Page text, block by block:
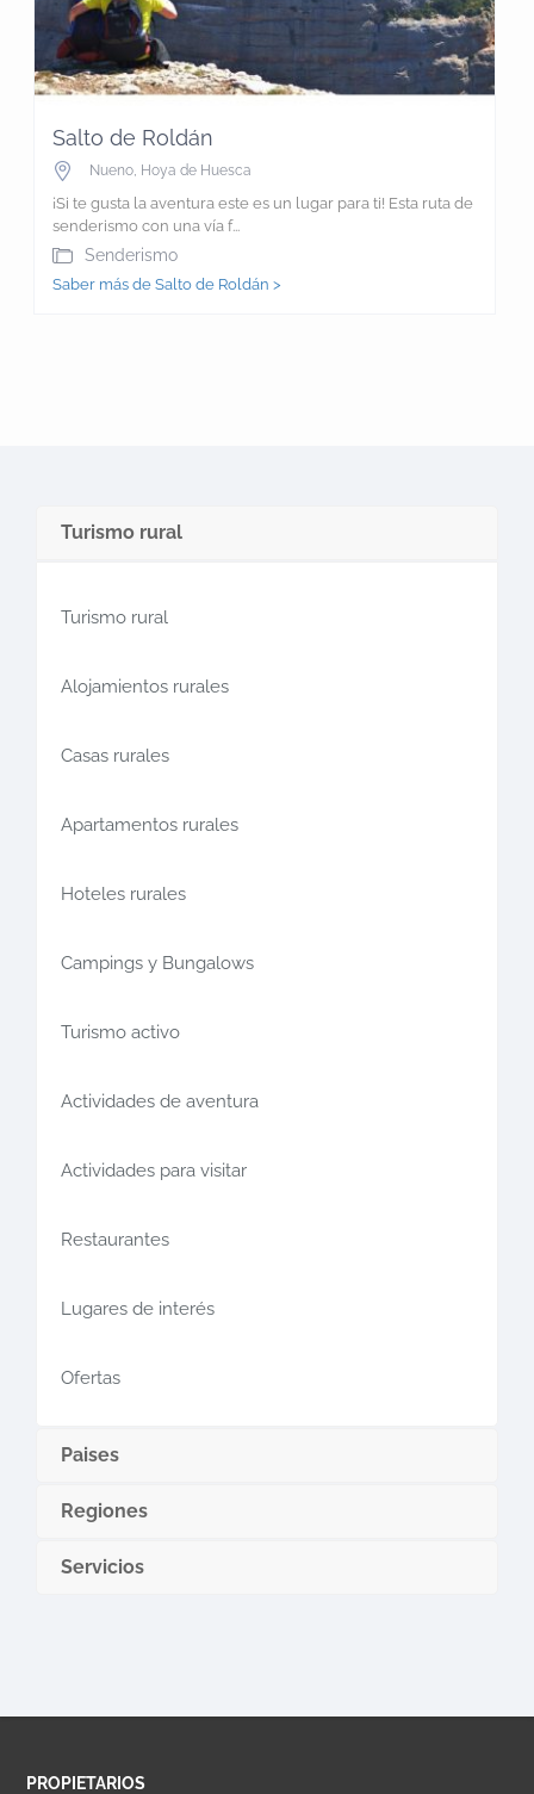
Salto de Roldán
Nueno, Hoya de Huesca
¡Si te gusta la aventura este es un lugar para ti! Esta ruta de
senderismo con una vía f...
Senderismo
Saber más de Salto de Roldán >
Turismo rural
Turismo rural
Alojamientos rurales
Casas rurales
Apartamentos rurales
Hoteles rurales
Campings y Bungalows
Turismo activo
Actividades de aventura
Actividades para visitar
Restaurantes
Lugares de interés
Ofertas
Paises
Regiones
Servicios
PROPIETARIOS